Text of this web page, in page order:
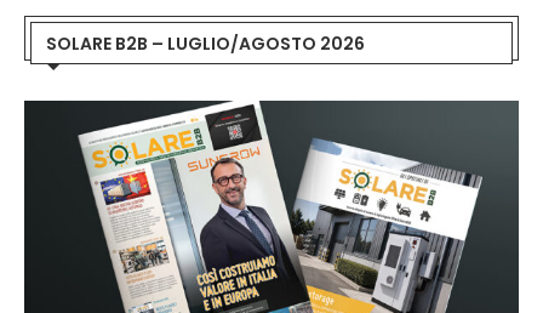
SOLARE B2B – LUGLIO/AGOSTO 2026